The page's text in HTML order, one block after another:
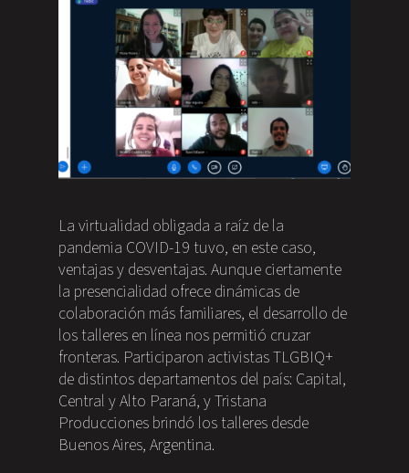
La virtualidad obligada a raíz de la
pandemia COVID-19 tuvo, en este caso,
ventajas y desventajas. Aunque ciertamente
la presencialidad ofrece dinámicas de
colaboración más familiares, el desarrollo de
los talleres en línea nos permitió cruzar
fronteras. Participaron activistas TLGBIQ+
de distintos departamentos del país: Capital,
Central y Alto Paraná, y Tristana
Producciones brindó los talleres desde
Buenos Aires, Argentina.